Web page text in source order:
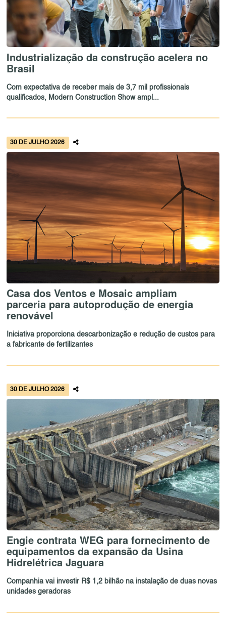
Industrialização da construção acelera no
Brasil
Com expectativa de receber mais de 3,7 mil profissionais
qualificados, Modern Construction Show ampl...
30 DE JULHO 2026
Casa dos Ventos e Mosaic ampliam
parceria para autoprodução de energia
renovável
Iniciativa proporciona descarbonização e redução de custos para
a fabricante de fertilizantes
30 DE JULHO 2026
Engie contrata WEG para fornecimento de
equipamentos da expansão da Usina
Hidrelétrica Jaguara
Companhia vai investir R$ 1,2 bilhão na instalação de duas novas
unidades geradoras